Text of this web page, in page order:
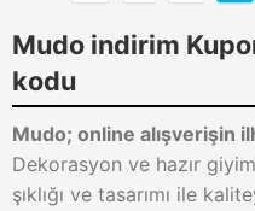
Mudo indirim
kodu
Mudo; online alışverişin
Dekorasyon ve hazır
şıklığı ve tasarımı ile